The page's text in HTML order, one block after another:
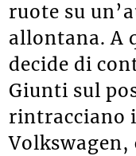
ruote su
allontana. A
decide di
Giunti sul
rintracciano
Volkswagen,